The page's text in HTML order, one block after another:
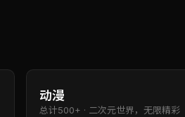
动漫
总计500+ · 二次元世界，无限精彩